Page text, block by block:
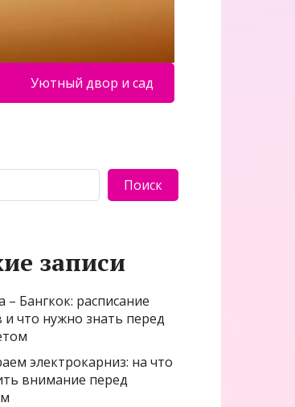
Уютный двор и сад
Поиск
записи
– Бангкок: расписание
и что нужно знать перед
электрокарниз: на что
внимание перед